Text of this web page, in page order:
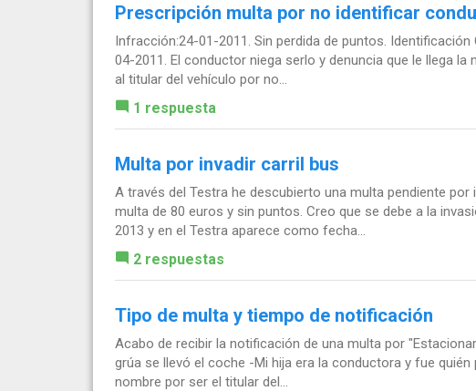
Prescripción multa por no identificar
Infracción:24-01-2011. Sin perdida de puntos.
04-2011. El conductor niega serlo y denuncia que le llega
al titular del vehículo por no...
1 respuesta
Multa por invadir carril bus
A través del Testra he descubierto una multa pendiente por
multa de 80 euros y sin puntos. Creo que se debe a la
2013 y en el Testra aparece como fecha...
2 respuestas
Tipo de multa y tiempo de notificación
Acabo de recibir la notificación de una multa por
grúa se llevó el coche -Mi hija era la conductora y fue
nombre por ser el titular del...